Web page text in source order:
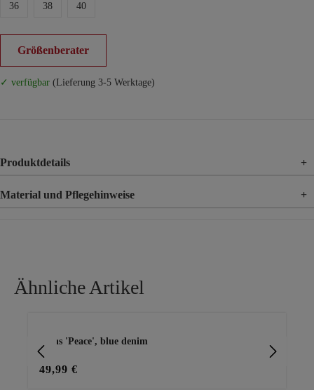
36 38 40
Größenberater
✓ verfügbar (Lieferung 3-5 Werktage)
Produktdetails +
Material und Pflegehinweise +
Ähnliche Artikel
Jeans 'Peace', blue denim
49,99 €